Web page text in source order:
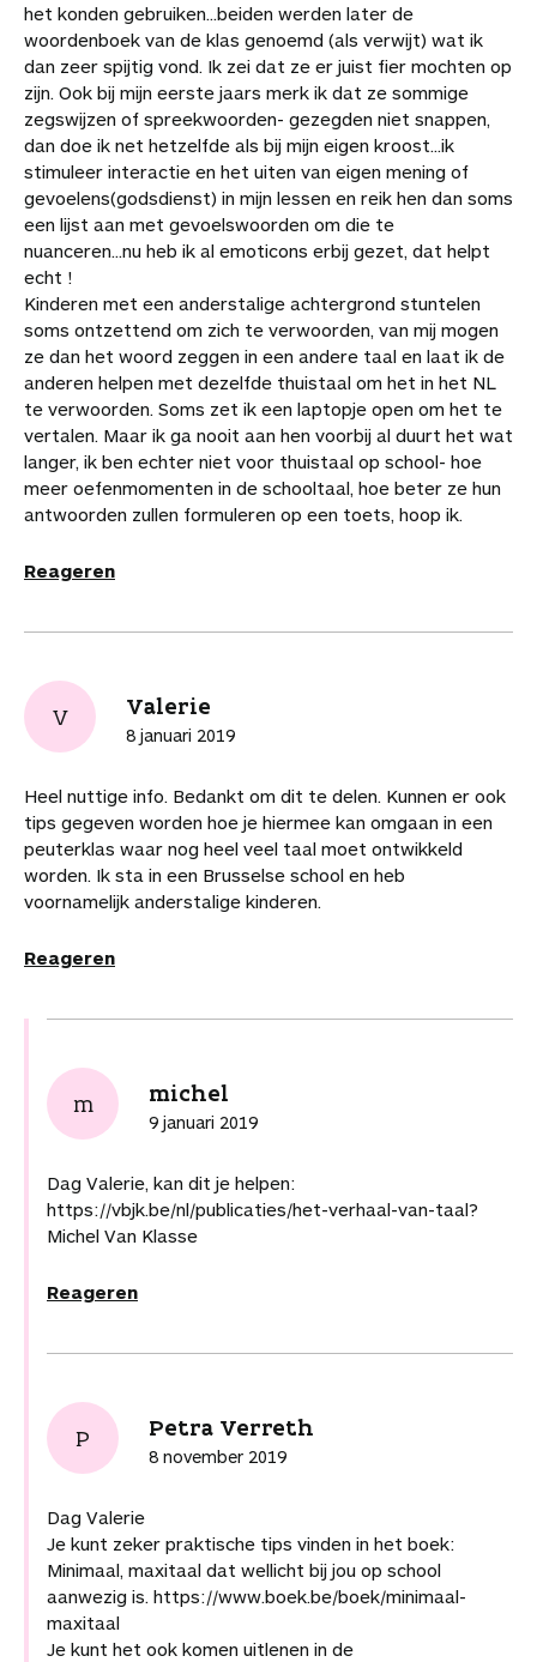
het konden gebruiken...beiden werden later de
woordenboek van de klas genoemd (als verwijt) wat ik
dan zeer spijtig vond. Ik zei dat ze er juist fier mochten op
zijn. Ook bij mijn eerste jaars merk ik dat ze sommige
zegswijzen of spreekwoorden- gezegden niet snappen,
dan doe ik net hetzelfde als bij mijn eigen kroost...ik
stimuleer interactie en het uiten van eigen mening of
gevoelens(godsdienst) in mijn lessen en reik hen dan soms
een lijst aan met gevoelswoorden om die te
nuanceren...nu heb ik al emoticons erbij gezet, dat helpt
echt !
Kinderen met een anderstalige achtergrond stuntelen
soms ontzettend om zich te verwoorden, van mij mogen
ze dan het woord zeggen in een andere taal en laat ik de
anderen helpen met dezelfde thuistaal om het in het NL
te verwoorden. Soms zet ik een laptopje open om het te
vertalen. Maar ik ga nooit aan hen voorbij al duurt het wat
langer, ik ben echter niet voor thuistaal op school- hoe
meer oefenmomenten in de schooltaal, hoe beter ze hun
antwoorden zullen formuleren op een toets, hoop ik.
Reageren
V Valerie
8 januari 2019
Heel nuttige info. Bedankt om dit te delen. Kunnen er ook
tips gegeven worden hoe je hiermee kan omgaan in een
peuterklas waar nog heel veel taal moet ontwikkeld
worden. Ik sta in een Brusselse school en heb
voornamelijk anderstalige kinderen.
Reageren
m michel
9 januari 2019
Dag Valerie, kan dit je helpen:
https://vbjk.be/nl/publicaties/het-verhaal-van-taal?
Michel Van Klasse
Reageren
P Petra Verreth
8 november 2019
Dag Valerie
Je kunt zeker praktische tips vinden in het boek:
Minimaal, maxitaal dat wellicht bij jou op school
aanwezig is. https://www.boek.be/boek/minimaal-
maxitaal
Je kunt het ook komen uitlenen in de